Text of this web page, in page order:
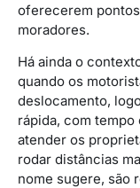
oferecerem
moradores.
Há ainda o
quando os
deslocamento,
rápida, com
atender os
rodar distâncias
nome sugere, são